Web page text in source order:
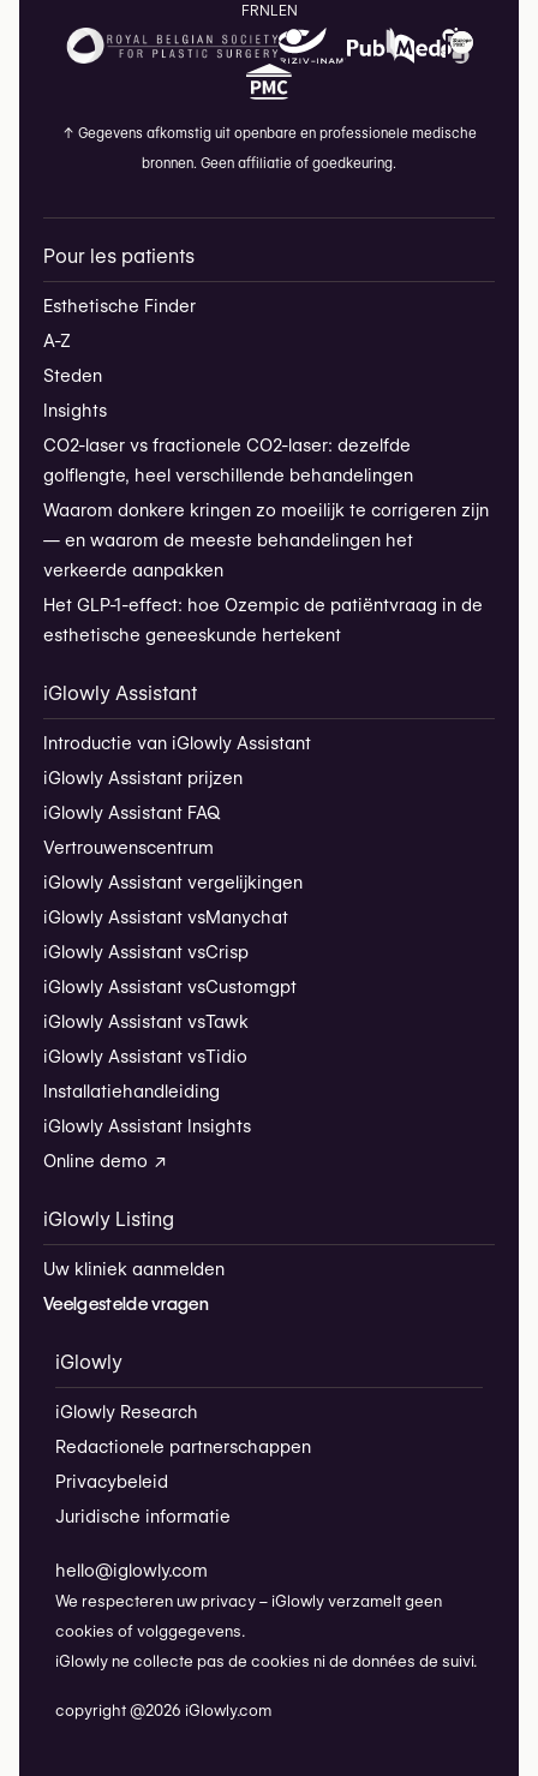
FRNLEN
↑ Gegevens afkomstig uit openbare en professionele medische
bronnen. Geen affiliatie of goedkeuring.
Pour les patients
Esthetische Finder
A-Z
Steden
Insights
CO2-laser vs fractionele CO2-laser: dezelfde
golflengte, heel verschillende behandelingen
Waarom donkere kringen zo moeilijk te corrigeren zijn
— en waarom de meeste behandelingen het
verkeerde aanpakken
Het GLP-1-effect: hoe Ozempic de patiëntvraag in de
esthetische geneeskunde hertekent
iGlowly Assistant
Introductie van iGlowly Assistant
iGlowly Assistant prijzen
iGlowly Assistant FAQ
Vertrouwenscentrum
iGlowly Assistant vergelijkingen
iGlowly Assistant vsManychat
iGlowly Assistant vsCrisp
iGlowly Assistant vsCustomgpt
iGlowly Assistant vsTawk
iGlowly Assistant vsTidio
Installatiehandleiding
iGlowly Assistant Insights
Online demo ↗
iGlowly Listing
Uw kliniek aanmelden
Veelgestelde vragen
iGlowly
iGlowly Research
Redactionele partnerschappen
Privacybeleid
Juridische informatie
hello@iglowly.com
We respecteren uw privacy – iGlowly verzamelt geen
cookies of volggegevens.
iGlowly ne collecte pas de cookies ni de données de suivi.
copyright @2026 iGlowly.com